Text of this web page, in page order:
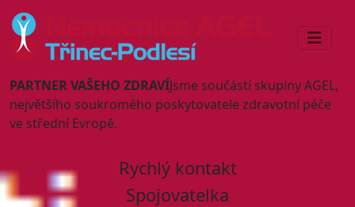
PARTNER VAŠEHO ZDRAVÍJsme součástí skupiny AGEL,
největšího soukromého poskytovatele zdravotní péče
ve střední Evropě.
Rychlý kontakt
Spojovatelka